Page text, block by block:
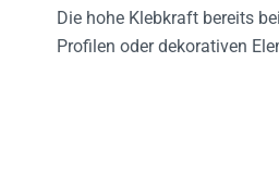
Die hohe Klebkraft bereits
Profilen oder dekorativen